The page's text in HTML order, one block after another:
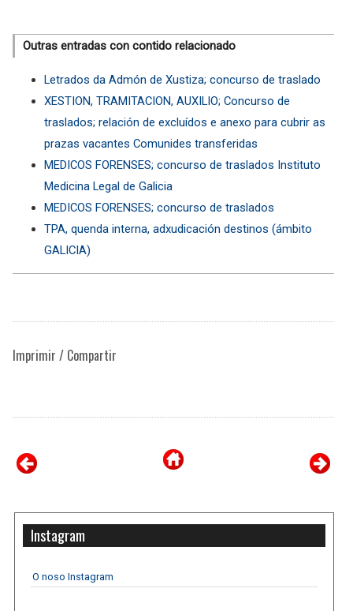
Outras entradas con contido relacionado
Letrados da Admón de Xustiza; concurso de traslado
XESTION, TRAMITACION, AUXILIO; Concurso de
traslados; relación de excluídos e anexo para cubrir as
prazas vacantes Comunides transferidas
MEDICOS FORENSES; concurso de traslados Instituto
Medicina Legal de Galicia
MEDICOS FORENSES; concurso de traslados
TPA, quenda interna, adxudicación destinos (ámbito
GALICIA)
Imprimir / Compartir
Instagram
O noso Instagram